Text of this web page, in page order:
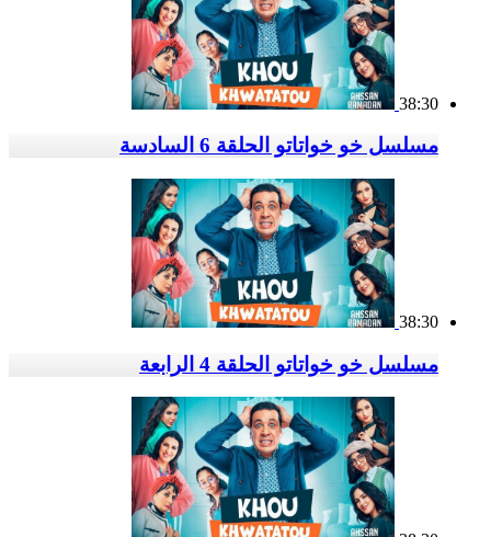
38:30
مسلسل خو خواتاتو الحلقة 6 السادسة
38:30
مسلسل خو خواتاتو الحلقة 4 الرابعة